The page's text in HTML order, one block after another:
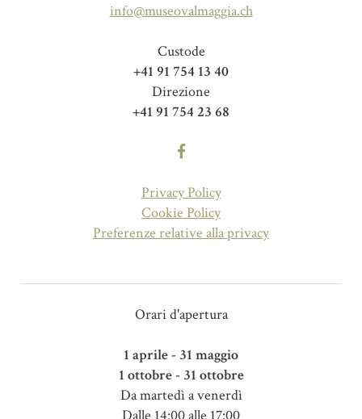
info@museovalmaggia.ch
Custode
+41 91 754 13 40
Direzione
+41 91 754 23 68
Privacy Policy
Cookie Policy
Preferenze relative alla privacy
Orari d'apertura
1 aprile - 31 maggio
1 ottobre - 31 ottobre
Da martedì a venerdì
Dalle 14:00 alle 17:00